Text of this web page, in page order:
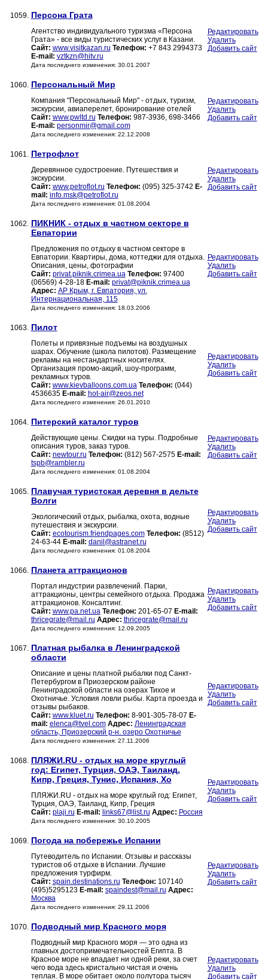
1059. Персона Грата
Агентство индивидуального туризма «Персона
Грата» - все виды туристических услуг в Казани.
Сайт: www.visitkazan.ru Телефон: +7 843 2994373
E-mail: vztkzn@hitv.ru
Дата последнего изменения: 30.01.2007
Редактировать
Удалить
Добавить сайт
1060. Персональный Мир
Компания "Персональный Мир" - отдых, туризм,
экскурсии, авиаперелет, бронирование отелей
Сайт: www.pwltd.ru Телефон: 987-3936, 698-3466
E-mail: personmir@gmail.com
Дата последнего изменения: 22.12.2008
Редактировать
Удалить
Добавить сайт
1061. Петрофлот
Деревянное судостроение. Путешествия и
экскурсии.
Сайт: www.petroflot.ru Телефон: (095) 325-3742 E-
mail: info.msk@petroflot.ru
Дата последнего изменения: 01.08.2004
Редактировать
Удалить
Добавить сайт
1062. ПИКНИК - отдых в частном секторе в
Евпатории
Предложения по отдыху в частном секторе в
Евпатории. Квартиры, дома, коттеджи для отдыха.
Описания, цены, фотографии
Сайт: privat.piknik.crimea.ua Телефон: 97400
(06569) 4-28-18 E-mail: privat@piknik.crimea.ua
Адрес: АР Крым, г. Евпатория, ул.
Интернациональная, 115
Дата последнего изменения: 18.03.2006
Редактировать
Удалить
Добавить сайт
1063. Пилот
Полеты и привязные подъемы на воздушных
шарах. Обучение (школа пилотов). Размещение
рекламы на нестандартных носителях.
Организация промо-акций, шоу-программ,
рекламных туров.
Сайт: www.kievballoons.com.uа Телефон: (044)
4536635 E-mail: hot-air@zeos.net
Дата последнего изменения: 26.01.2010
Редактировать
Удалить
Добавить сайт
1064. Питерский каталог туров
Действующие цены. Скидки на туры. Подробные
описания туров, заказ туров.
Сайт: newtour.ru Телефон: (812) 567-2575 E-mail:
tspb@rambler.ru
Дата последнего изменения: 01.08.2004
Редактировать
Удалить
Добавить сайт
1065. Плавучая туристская деревня в дельте
Волги
Экологический отдых, рыбалка, охота, водные
путешествия и экскурсии.
Сайт: ecotourism.friendpages.com Телефон: (8512)
24-63-44 E-mail: danil@astranet.ru
Дата последнего изменения: 01.08.2004
Редактировать
Удалить
Добавить сайт
1066. Планета аттракционов
Портал индустрии развлечений. Парки,
аттракционы, центры семейного отдыха. Продажа
аттракционов. Консалтинг.
Сайт: www.pa.net.ua Телефон: 201-65-07 E-mail:
thricegrate@mail.ru Адрес: thricegrate@mail.ru
Дата последнего изменения: 12.09.2005
Редактировать
Удалить
Добавить сайт
1067. Платная рыбалка в Ленинградской
области
Описание и цены платной рыбалки под Санкт-
Петербургом в Приозерском районе
Ленинградской области на озерах Тихое и
Охотничье. Условия ловли рыбы. Карта проезда и
отзывы рыбаков.
Сайт: www.kluet.ru Телефон: 8-901-305-78-07 E-
mail: elenca@tvel.com Адрес: Ленинградская
область, Приозерский р-н. озеро Охотничье
Дата последнего изменения: 27.11.2006
Редактировать
Удалить
Добавить сайт
1068. ПЛЯЖИ.RU - отдых на море круглый
год: Египет, Турция, ОАЭ, Таиланд,
Кипр, Греция, Тунис, Испания, Хо
ПЛЯЖИ.RU - отдых на море круглый год: Египет,
Турция, ОАЭ, Таиланд, Кипр, Греция
Сайт: plaji.ru E-mail: links67@list.ru Адрес: Россия
Дата последнего изменения: 30.10.2005
Редактировать
Удалить
Добавить сайт
1069. Погода на побережье Испании
Путеводитель по Испании. Отзывы и рассказы
туристов об отдыхе в Испании. Лучшие
предложения турфирм.
Сайт: spain.destinations.ru Телефон: 107140
(495)5295123 E-mail: spaindest@mail.ru Адрес:
Москва
Дата последнего изменения: 29.11.2006
Редактировать
Удалить
Добавить сайт
1070. Подводный мир Красного моря
Подводный мир Красного моря — это одна из
главных достопримечательностей Египта. В
Красное море не впадает ни одной реки, за счет
чего вода здесь кристально чистая и очень
теплая. В море обитает около полутора тысяч
Редактировать
Удалить
Добавить сайт